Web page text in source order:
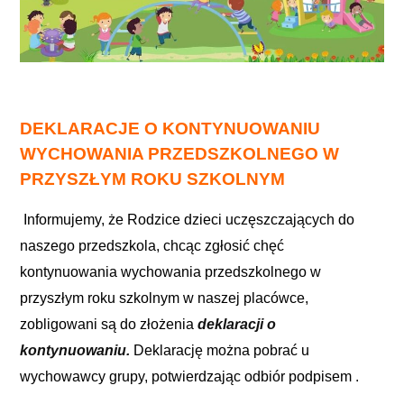
DEKLARACJE O KONTYNUOWANIU
WYCHOWANIA PRZEDSZKOLNEGO W
PRZYSZŁYM ROKU SZKOLNYM
Informujemy, że Rodzice dzieci uczęszczających do
naszego przedszkola, chcąc zgłosić chęć
kontynuowania wychowania przedszkolnego w
przyszłym roku szkolnym w naszej placówce,
zobligowani są do złożeniadeklaracji o
kontynuowaniu. Deklarację można pobrać u
wychowawcy grupy, potwierdzając odbiór podpisem .